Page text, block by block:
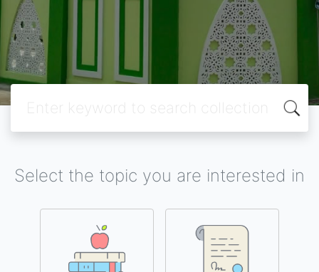
Select the topic you are interested in